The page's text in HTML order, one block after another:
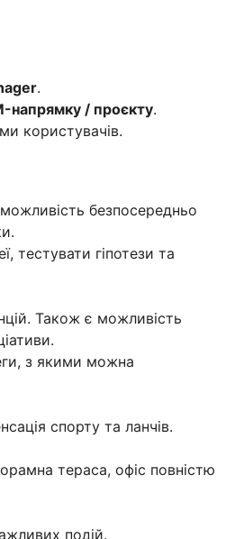
.
напрямку / проєкту.
користувачів.
безпосередньо
тестувати гіпотези та
Також є можливість
з якими можна
спорту та ланчів.
тераса, офіс повністю
подій.